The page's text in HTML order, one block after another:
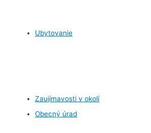
Ubytovanie
Zaujímavosti v okolí
Obecný úrad